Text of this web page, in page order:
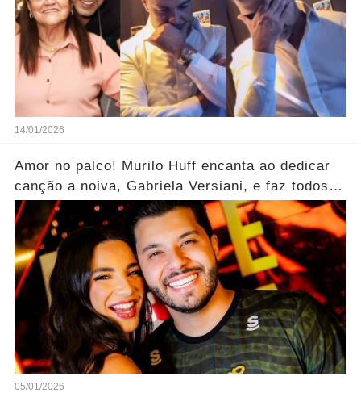
14/01/2026
Amor no palco! Murilo Huff encanta ao dedicar
canção a noiva, Gabriela Versiani, e faz todos
aplaudirem.... Ver mais
05/01/2026